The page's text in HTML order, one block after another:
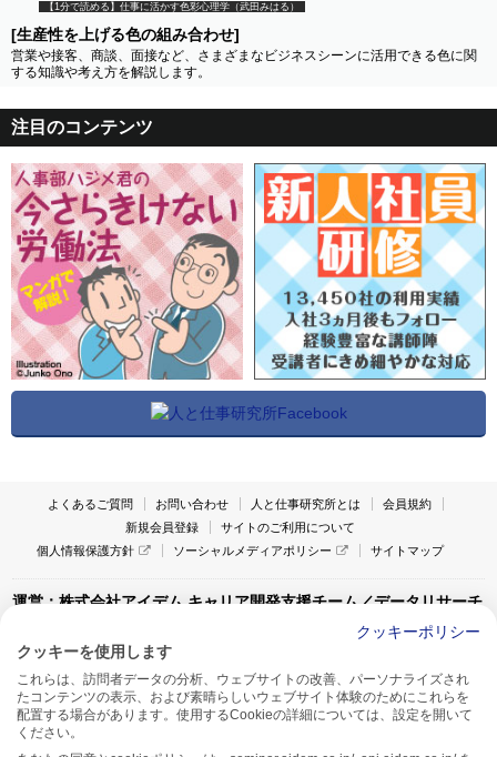
【1分で読める】仕事に活かす色彩心理学（武田みはる）
[生産性を上げる色の組み合わせ]
営業や接客、商談、面接など、さまざまなビジネスシーンに活用できる色に関
する知識や考え方を解説します。
注目のコンテンツ
よくあるご質問 お問い合わせ 人と仕事研究所とは
会員規約
新規会員登録
サイトのご利用について
個人情報保護方針
ソーシャルメディアポリシー サイトマップ
運営：株式会社アイデム キャリア開発支援チーム／データリサーチ
〒160-0022 東京都新宿区新宿1-4-10
アイデム本社ビル TEL:03-5269-6020
〒550-0005 大阪府大阪市西区西本町1-13-43
アイデム西本町ビル7F TEL:06-7662-2800
クッキーポリシー
クッキーを使用します
これらは、訪問者データの分析、ウェブサイトの改善、パーソナライズされ
たコンテンツの表示、および素晴らしいウェブサイト体験のためにこれらを
配置する場合があります。使用するCookieの詳細については、設定を開いて
ください。